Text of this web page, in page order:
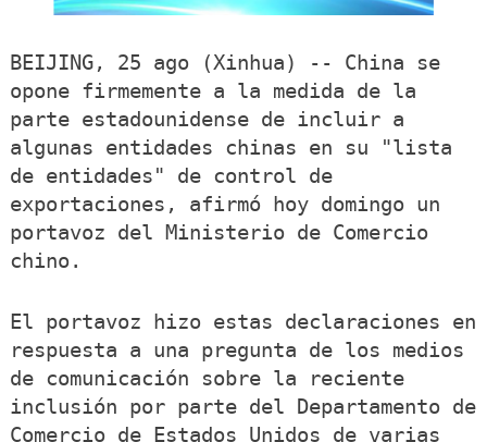
BEIJING, 25 ago (Xinhua) -- China se
opone firmemente a la medida de la
parte estadounidense de incluir a
algunas entidades chinas en su "lista
de entidades" de control de
exportaciones, afirmó hoy domingo un
portavoz del Ministerio de Comercio
chino.
El portavoz hizo estas declaraciones en
respuesta a una pregunta de los medios
de comunicación sobre la reciente
inclusión por parte del Departamento de
Comercio de Estados Unidos de varias